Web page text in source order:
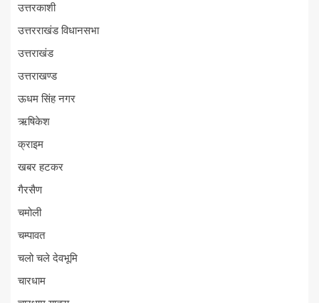
उत्तरकाशी
उत्तरराखंड विधानसभा
उत्तराखंड
उत्तराखण्ड
ऊधम सिंह नगर
ऋषिकेश
क्राइम
खबर हटकर
गैरसैण
चमोली
चम्पावत
चलो चले देवभूमि
चारधाम